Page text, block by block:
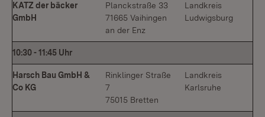
KATZ der bäcker
GmbH
Planckstraße 33
71665 Vaihingen
an der Enz
Landkreis
Ludwigsburg
10:30-11:45 Uhr
Harsch Bau GmbH &
Co KG
Rinklinger Straße
7
75015 Bretten
Landkreis
Karlsruhe